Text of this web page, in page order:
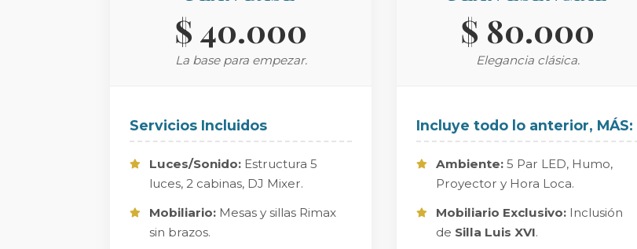
$ 40.000
La base para empezar.
Servicios Incluidos
Luces/Sonido: Estructura 5
luces, 2 cabinas, DJ Mixer.
Mobiliario: Mesas y sillas Rimax
sin brazos.
$ 80.000
Elegancia clásica.
Incluye todo lo anterior, MÁS:
Ambiente: 5 Par LED, Humo,
Proyector y Hora Loca.
Mobiliario Exclusivo: Inclusión
de Silla Luis XVI.